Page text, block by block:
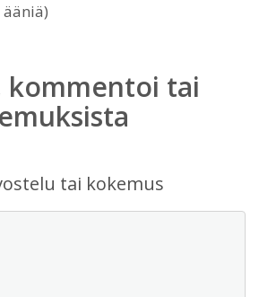
kommentoi tai
tai kokemus